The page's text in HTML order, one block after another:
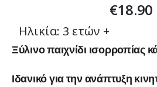
€18.90
Ηλικία: 3 ετών +
Ξύλινο παιχνίδι ισορροπίας
Ιδανικό για την ανάπτυξη